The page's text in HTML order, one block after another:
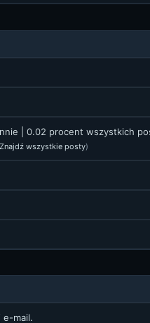
| 0.02 procent wszystkich
Znajdź wszystkie posty)
e-mail.